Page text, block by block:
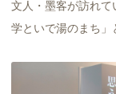
文人・墨客が訪れ
学といで湯のまち」